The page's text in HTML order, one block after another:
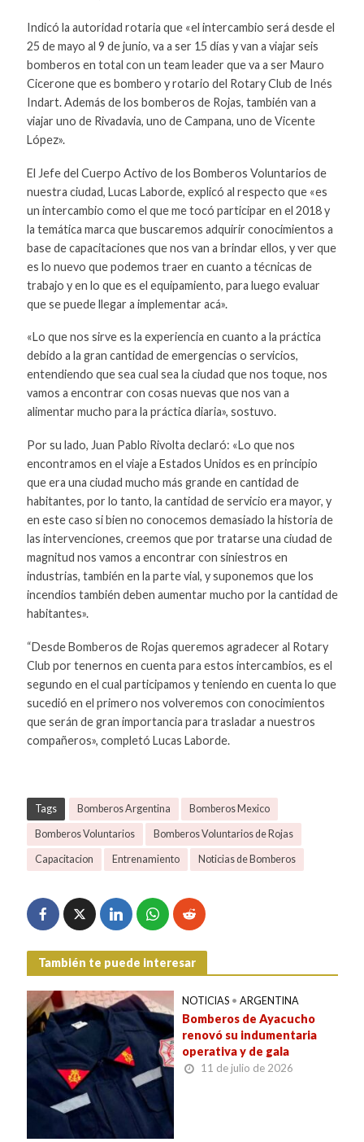
Indicó la autoridad rotaria que «el intercambio será desde el
25 de mayo al 9 de junio, va a ser 15 días y van a viajar seis
bomberos en total con un team leader que va a ser Mauro
Cicerone que es bombero y rotario del Rotary Club de Inés
Indart. Además de los bomberos de Rojas, también van a
viajar uno de Rivadavia, uno de Campana, uno de Vicente
López».
El Jefe del Cuerpo Activo de los Bomberos Voluntarios de
nuestra ciudad, Lucas Laborde, explicó al respecto que «es
un intercambio como el que me tocó participar en el 2018 y
la temática marca que buscaremos adquirir conocimientos a
base de capacitaciones que nos van a brindar ellos, y ver que
es lo nuevo que podemos traer en cuanto a técnicas de
trabajo y en lo que es el equipamiento, para luego evaluar
que se puede llegar a implementar acá».
«Lo que nos sirve es la experiencia en cuanto a la práctica
debido a la gran cantidad de emergencias o servicios,
entendiendo que sea cual sea la ciudad que nos toque, nos
vamos a encontrar con cosas nuevas que nos van a
alimentar mucho para la práctica diaria», sostuvo.
Por su lado, Juan Pablo Rivolta declaró: «Lo que nos
encontramos en el viaje a Estados Unidos es en principio
que era una ciudad mucho más grande en cantidad de
habitantes, por lo tanto, la cantidad de servicio era mayor, y
en este caso si bien no conocemos demasiado la historia de
las intervenciones, creemos que por tratarse una ciudad de
magnitud nos vamos a encontrar con siniestros en
industrias, también en la parte vial, y suponemos que los
incendios también deben aumentar mucho por la cantidad de
habitantes».
“Desde Bomberos de Rojas queremos agradecer al Rotary
Club por tenernos en cuenta para estos intercambios, es el
segundo en el cual participamos y teniendo en cuenta lo que
sucedió en el primero nos volveremos con conocimientos
que serán de gran importancia para trasladar a nuestros
compañeros», completó Lucas Laborde.
Tags Bomberos Argentina Bomberos Mexico
Bomberos Voluntarios Bomberos Voluntarios de Rojas
Capacitacion Entrenamiento Noticias de Bomberos
También te puede interesar
NOTICIAS • ARGENTINA
Bomberos de Ayacucho
renovó su indumentaria
operativa y de gala
11 de julio de 2026